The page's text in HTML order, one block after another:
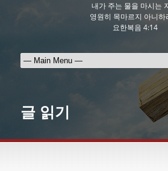
내가 주는 물을 마시는
영원히 목마르지 아니하
요한복음 4:14
글 읽기